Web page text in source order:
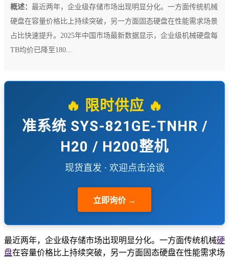
概述： 最近两年，企业级存储市场出现明显分化。一方面传统机械
硬盘在容量价格比上持续突破，另一方面固态硬盘在性能需求场景
占比快速提升。2025年中国市场最新数据显示，企业级机械硬盘每
TB均价已降至180...
🔥 限时供应 🔥
准系统 SYS-821GE-TNHR /
H20 / H200整机
现货直发 · 欢迎点击洽谈
立即询价 →
最近两年，企业级存储市场出现明显分化。一方面传统机械硬
盘在容量价格比上持续突破，另一方面固态硬盘在性能需求场